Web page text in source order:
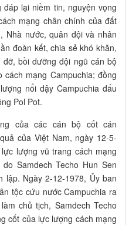
lại niềm tin, nguyện vọng
mạng chân chính của đất
Nhà nước, quân đội và nhân
đoàn kết, chia sẻ khó khăn,
bồi dưỡng đội ngũ cán bộ
mạng Campuchia; đồng
nổi dậy Campuchia đấu
Pol Pot.
của các cán bộ cốt cán
của Việt Nam, ngày 12-5-
lượng vũ trang cách mạng
Samdech Techo Hun Sen
Ngày 2-12-1978, Ủy ban
tộc cứu nước Campuchia ra
chủ tịch, Samdech Techo
cốt của lực lượng cách mạng